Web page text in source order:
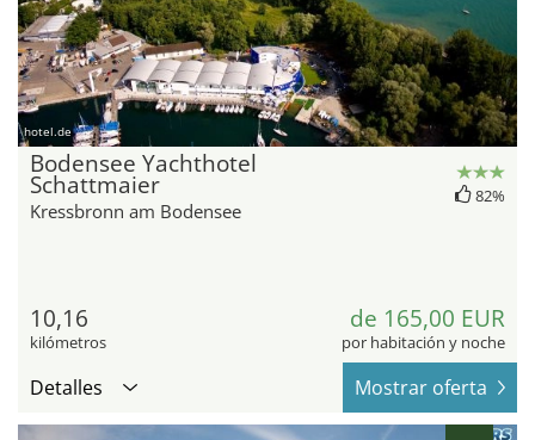
hotel.de
Bodensee Yachthotel
Schattmaier
Kressbronn am Bodensee
82%
10,16
kilómetros
de 165,00 EUR
por habitación y noche
Detalles Mostrar oferta